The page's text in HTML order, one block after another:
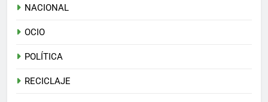
NACIONAL
OCIO
POLÍTICA
RECICLAJE